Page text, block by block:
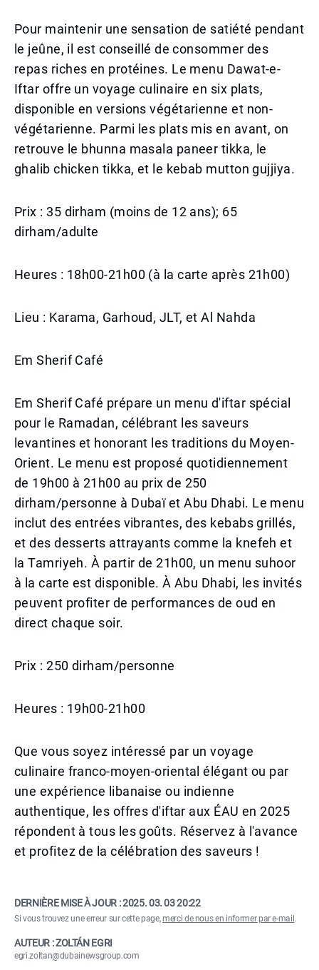
Pour maintenir une sensation de satiété pendant
le jeûne, il est conseillé de consommer des
repas riches en protéines. Le menu Dawat-e-
Iftar offre un voyage culinaire en six plats,
disponible en versions végétarienne et non-
végétarienne. Parmi les plats mis en avant, on
retrouve le bhunna masala paneer tikka, le
ghalib chicken tikka, et le kebab mutton gujjiya.
Prix : 35 dirham (moins de 12 ans); 65
dirham/adulte
Heures : 18h00-21h00 (à la carte après 21h00)
Lieu : Karama, Garhoud, JLT, et Al Nahda
Em Sherif Café
Em Sherif Café prépare un menu d'iftar spécial
pour le Ramadan, célébrant les saveurs
levantines et honorant les traditions du Moyen-
Orient. Le menu est proposé quotidiennement
de 19h00 à 21h00 au prix de 250
dirham/personne à Dubaï et Abu Dhabi. Le menu
inclut des entrées vibrantes, des kebabs grillés,
et des desserts attrayants comme la knefeh et
la Tamriyeh. À partir de 21h00, un menu suhoor
à la carte est disponible. À Abu Dhabi, les invités
peuvent profiter de performances de oud en
direct chaque soir.
Prix : 250 dirham/personne
Heures : 19h00-21h00
Que vous soyez intéressé par un voyage
culinaire franco-moyen-oriental élégant ou par
une expérience libanaise ou indienne
authentique, les offres d'iftar aux ÉAU en 2025
répondent à tous les goûts. Réservez à l'avance
et profitez de la célébration des saveurs !
DERNIÈRE MISE À JOUR :2025. 03. 03 20:22
Si vous trouvez une erreur sur cette page,merci de nous en informer par e-mail .
AUTEUR : ZOLTÁN EGRI
egri.zoltan@dubainewsgroup.com